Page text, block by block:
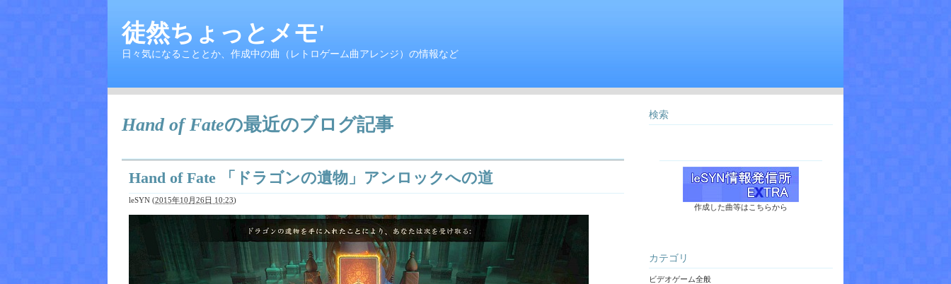
徒然ちょっとメモ'
日々気になることとか、作成中の曲（レトロゲーム曲アレンジ）の情報など
Hand of Fateの最近のブログ記事
Hand of Fate 「ドラゴンの遺物」アンロックへの道
leSYN (2015年10月26日 10:23)
検索
作成した曲等はこちらから
カテゴリ
ビデオゲーム全般